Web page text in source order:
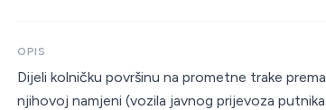
OPIS
Dijeli kolničku površinu na prometne trake
njihovoj namjeni (vozila javnog prijevoza